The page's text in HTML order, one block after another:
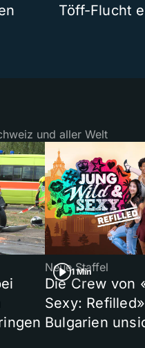
Töff-Flucht
und aller Welt
1 Min
Neue Staffel
Die Crew von
Sexy:
Bulgarien